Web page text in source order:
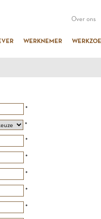
Over ons
WERKNEMER
*
*
*
*
*
*
*